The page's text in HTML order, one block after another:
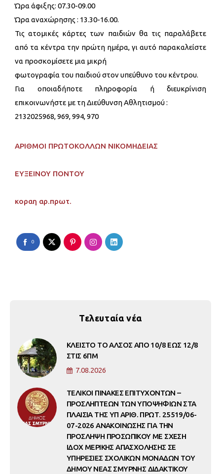
Ώρα άφιξης: 07.30-09.00
Ώρα αναχώρησης : 13.30-16.00.
Τις ατομικές κάρτες των παιδιών θα τις παραλάβετε
από τα κέντρα την πρώτη ημέρα, γι αυτό παρακαλείστε
να προσκομίσετε μια μικρή
φωτογραφία του παιδιού στον υπεύθυνο του κέντρου.
Για οποιαδήποτε πληροφορία ή διευκρίνιση
επικοινωνήστε με τη Διεύθυνση Αθλητισμού :
2132025968, 969, 994, 970
ΑΡΙΘΜΟΙ ΠΡΩΤΟΚΟΛΛΩΝ ΝΙΚΟΜΗΔΕΙΑΣ
ΕΥΞΕΙΝΟΥ ΠΟΝΤΟΥ
κοραη αρ.πρωτ.
0
Τελευταία νέα
ΚΛΕΙΣΤΟ ΤΟ ΑΛΣΟΣ ΑΠΟ 10/8 ΕΩΣ 12/8
ΣΤΙΣ 6ΠΜ
7.08.2026
ΤΕΛΙΚΟΙ ΠΙΝΑΚΕΣ ΕΠΙΤΥΧΟΝΤΩΝ –
ΠΡΟΣΛΗΠΤΕΩΝ ΤΩΝ ΥΠΟΨΗΦΙΩΝ ΣΤΑ
ΠΛΑΙΣΙΑ ΤΗΣ ΥΠ ΑΡΙΘ. ΠΡΩΤ. 25519/06-
07-2026 ΑΝΑΚΟΙΝΩΣΗΣ ΓΙΑ ΤΗΝ
ΠΡΟΣΛΗΨΗ ΠΡΟΣΩΠΙΚΟΥ ΜΕ ΣΧΕΣΗ
ΙΔΟΧ ΜΕΡΙΚΗΣ ΑΠΑΣΧΟΛΗΣΗΣ ΣΕ
ΥΠΗΡΕΣΙΕΣ ΣΧΟΛΙΚΩΝ ΜΟΝΑΔΩΝ ΤΟΥ
ΔΗΜΟΥ ΝΕΑΣ ΣΜΥΡΝΗΣ ΔΙΔΑΚΤΙΚΟΥ